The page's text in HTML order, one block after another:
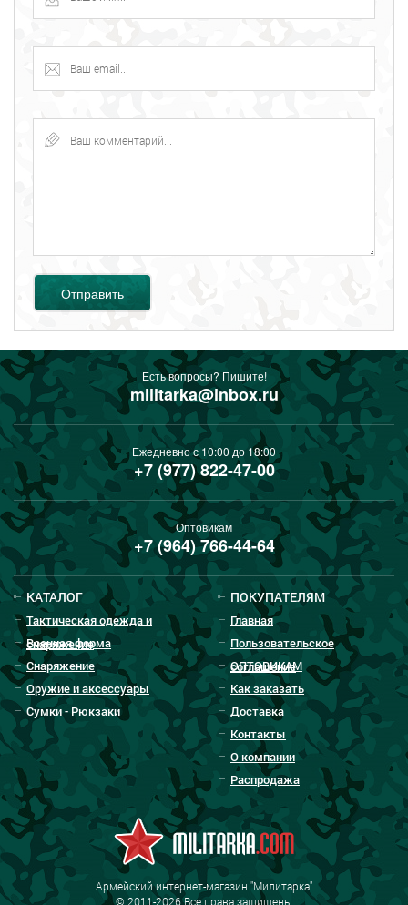
Отправить
Есть вопросы? Пишите!
militarka@inbox.ru
Ежедневно с 10:00 до 18:00
+7 (977) 822-47-00
Оптовикам
+7 (964) 766-44-64
КАТАЛОГ
Тактическая одежда и
снаряжение
Военная форма
Снаряжение
Оружие и аксессуары
Сумки - Рюкзаки
ПОКУПАТЕЛЯМ
Главная
Пользовательское
соглашение
ОПТОВИКАМ
Как заказать
Доставка
Контакты
О компании
Распродажа
Армейский интернет-магазин "Милитарка"
© 2011-2026 Все права защищены